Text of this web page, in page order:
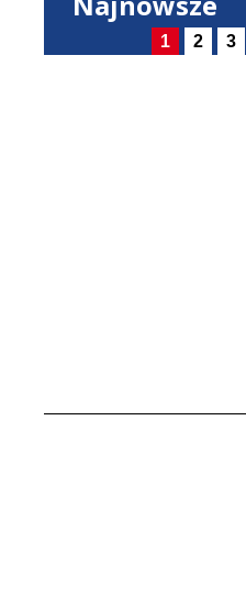
1 2 3